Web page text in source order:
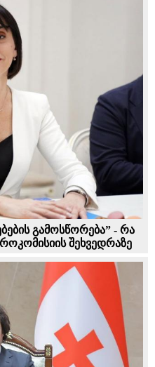
გამოსწორება” - რა
შეხვედრაზე